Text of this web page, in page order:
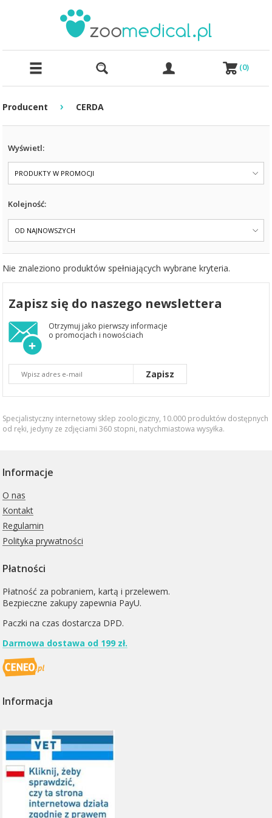
(0)
Producent › CERDA
Wyświetl:
PRODUKTY W PROMOCJI
Kolejność:
OD NAJNOWSZYCH
Nie znaleziono produktów spełniających wybrane kryteria.
Zapisz się do naszego newslettera
Otrzymuj jako pierwszy informacje
o promocjach i nowościach
Zapisz
Specjalistyczny internetowy sklep zoologiczny, 10.000 produktów dostępnych
od ręki, jedyny ze zdjęciami 360 stopni, natychmiastowa wysyłka.
Informacje
O nas
Kontakt
Regulamin
Polityka prywatności
Płatności
Płatność za pobraniem, kartą i przelewem.
Bezpieczne zakupy zapewnia PayU.
Paczki na czas dostarcza DPD.
Darmowa dostawa od 199 zł.
Informacja